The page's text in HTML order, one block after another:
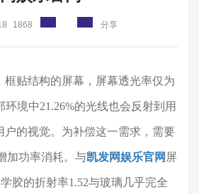
1868 分享
框贴结构的屏幕，屏幕透光率仅为
环境中21.26%的光线也会反射到用
户的视觉。为补偿这一需求，需要
加功率消耗。与凯发网娱乐官网 屏
胶的折射率1.52与玻璃几乎完全